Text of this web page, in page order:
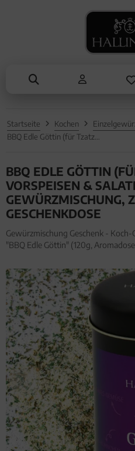
Startseite Kochen
BBQ EDLE GÖTTIN
VORSPEISEN &
GEWÜRZMISCHUNG,
GESCHENKDOSE
Gewürzmischung Geschenk -
"BBQ Edle Göttin" (120g,
"BBQ Edle Göttin" (120g,
SOMMER
ALLES ANZEIGEN AUS SOMMER
Genüsse
Liköre
TRINKEN
ALLES ANZEIGEN AUS TRINKEN
Kaffee
NASCHEN
ALLES ANZEIGEN AUS NASCHEN
Pralinen
Müsli
ANLÄSSE
ALLES ANZEIGEN AUS ANLÄSSE
Kleine Aufmerksamkeiten
Ostern
Valentinstag
Weihnachten
Liebe & Hochzeit
Geburtstag
Bayern